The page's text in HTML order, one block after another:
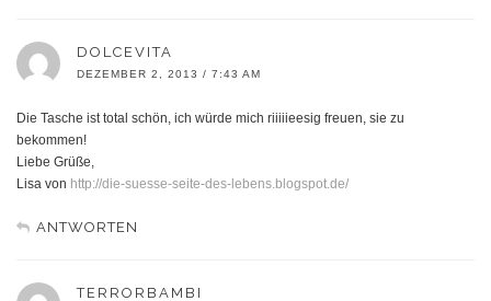
DOLCEVITA
DEZEMBER 2, 2013 / 7:43 AM
Die Tasche ist total schön, ich würde mich riiiiieesig freuen, sie zu
bekommen!
Liebe Grüße,
Lisa von http://die-suesse-seite-des-lebens.blogspot.de/
ANTWORTEN
TERRORBAMBI